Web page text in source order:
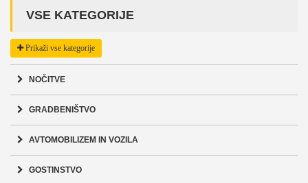
VSE KATEGORIJE
Prikaži vse kategorije
NOČITVE
GRADBENIŠTVO
AVTOMOBILIZEM IN VOZILA
GOSTINSTVO